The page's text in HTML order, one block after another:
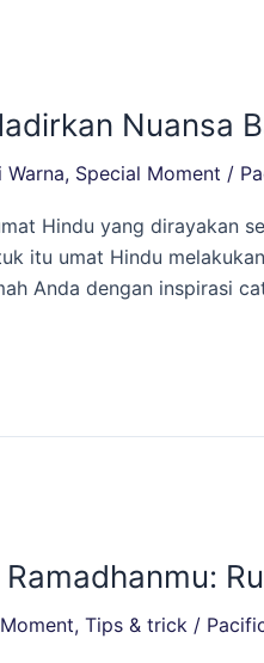
Nuansa
Warna, Special Moment /
Hindu yang dirayakan
itu umat Hindu
Anda dengan inspirasi
, Tips & trick /